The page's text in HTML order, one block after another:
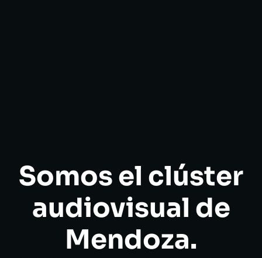
Somos el clúster
audiovisual de
Mendoza.